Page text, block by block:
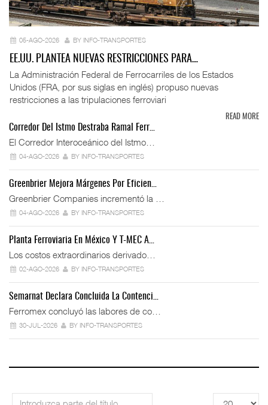
05-AGO-2026 BY INFO-TRANSPORTES
EE.UU. PLANTEA NUEVAS RESTRICCIONES PARA…
La Administración Federal de Ferrocarriles de los Estados
Unidos (FRA, por sus siglas en inglés) propuso nuevas
restricciones a las tripulaciones ferroviari
READ MORE
Corredor Del Istmo Destraba Ramal Ferr…
El Corredor Interoceánico del Istmo…
04-AGO-2026 BY INFO-TRANSPORTES
Greenbrier Mejora Márgenes Por Eficien…
Greenbrier Companies incrementó la …
04-AGO-2026 BY INFO-TRANSPORTES
Planta Ferroviaria En México Y T-MEC A…
Los costos extraordinarios derivado…
02-AGO-2026 BY INFO-TRANSPORTES
Semarnat Declara Concluida La Contenci…
Ferromex concluyó las labores de co…
30-JUL-2026 BY INFO-TRANSPORTES
Introduzca
Cantidad